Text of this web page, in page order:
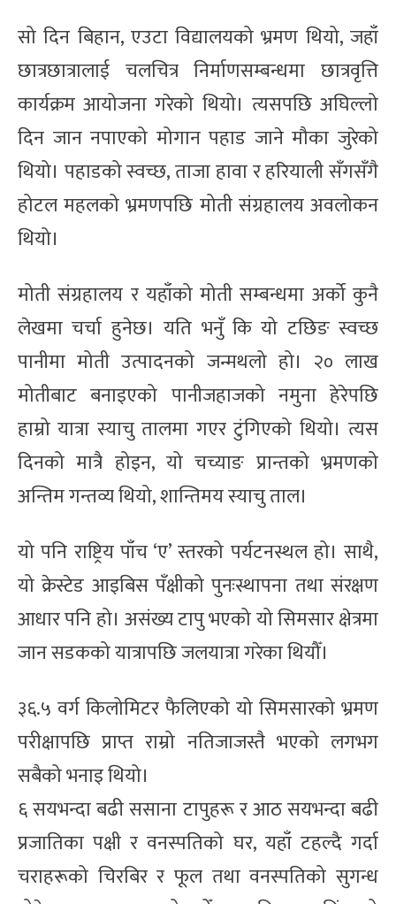
सो दिन बिहान, एउटा विद्यालयको भ्रमण थियो, जहाँ
छात्रछात्रालाई चलचित्र निर्माणसम्बन्धमा छात्रवृत्ति
कार्यक्रम आयोजना गरेको थियो। त्यसपछि अघिल्लो
दिन जान नपाएको मोगान पहाड जाने मौका जुरेको
थियो। पहाडको स्वच्छ, ताजा हावा र हरियाली सँगसँगै
होटल महलको भ्रमणपछि मोती संग्रहालय अवलोकन
थियो।
मोती संग्रहालय र यहाँको मोती सम्बन्धमा अर्को कुनै
लेखमा चर्चा हुनेछ। यति भनुँ कि यो टछिङ स्वच्छ
पानीमा मोती उत्पादनको जन्मथलो हो। २० लाख
मोतीबाट बनाइएको पानीजहाजको नमुना हेरेपछि
हाम्रो यात्रा स्याचु तालमा गएर टुंगिएको थियो। त्यस
दिनको मात्रै होइन, यो चच्याङ प्रान्तको भ्रमणको
अन्तिम गन्तव्य थियो, शान्तिमय स्याचु ताल।
यो पनि राष्ट्रिय पाँच ‘ए’ स्तरको पर्यटनस्थल हो। साथै,
यो क्रेस्टेड आइबिस पँक्षीको पुनःस्थापना तथा संरक्षण
आधार पनि हो। असंख्य टापु भएको यो सिमसार क्षेत्रमा
जान सडकको यात्रापछि जलयात्रा गरेका थियौँ।
३६.५ वर्ग किलोमिटर फैलिएको यो सिमसारको भ्रमण
परीक्षापछि प्राप्त राम्रो नतिजाजस्तै भएको लगभग
सबैको भनाइ थियो।
६ सयभन्दा बढी ससाना टापुहरू र आठ सयभन्दा बढी
प्रजातिका पक्षी र वनस्पतिको घर, यहाँ टहल्दै गर्दा
चराहरूको चिरबिर र फूल तथा वनस्पतिको सुगन्ध